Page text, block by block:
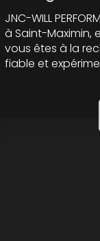
JNC-WILL
à Saint-Maximin,
vous êtes à la
fiable et